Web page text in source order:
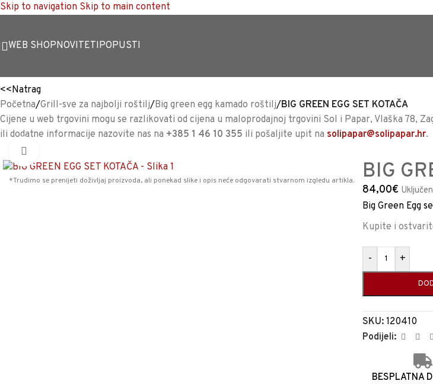
Skip to navigation Skip to main content
WEB SHOPNOVITETIPOPUSTI
<<Natrag
Početna/Grill-sve za najbolji roštilj/Big green egg kamado roštilj/BIG GREEN EGG SET KOTAČA
Cijene u web trgovini mogu se razlikovati od cijena u maloprodajnoj trgovini Sol i Papar, Vlaška 78,
ili dodatne informacije nazovite nas na +385 1 46 10 355 ili pošaljite upit na solipapar@solipapar.hr.
*Trudimo se prenijeti doživljaj proizvoda, ali ponekad slike i opis neće odgovarati stvarnom izgledu artikla. BIG
84,00€
Big Green Egg
Kupite i
- +
SKU: 120410
Podijeli:
BESPLATNA